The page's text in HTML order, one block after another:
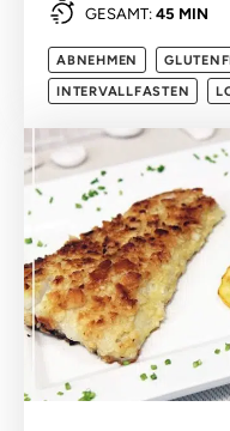
GESAMT: 45 MIN
ABNEHMEN
INTERVALLFASTEN